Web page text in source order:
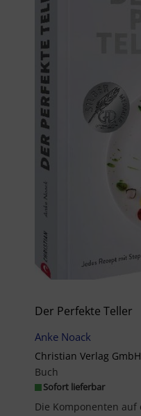
Der Perfekte Teller
Anke Noack
Christian Verlag GmbH
Buch
Sofort lieferbar